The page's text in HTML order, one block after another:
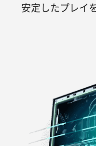
安定したプレイ